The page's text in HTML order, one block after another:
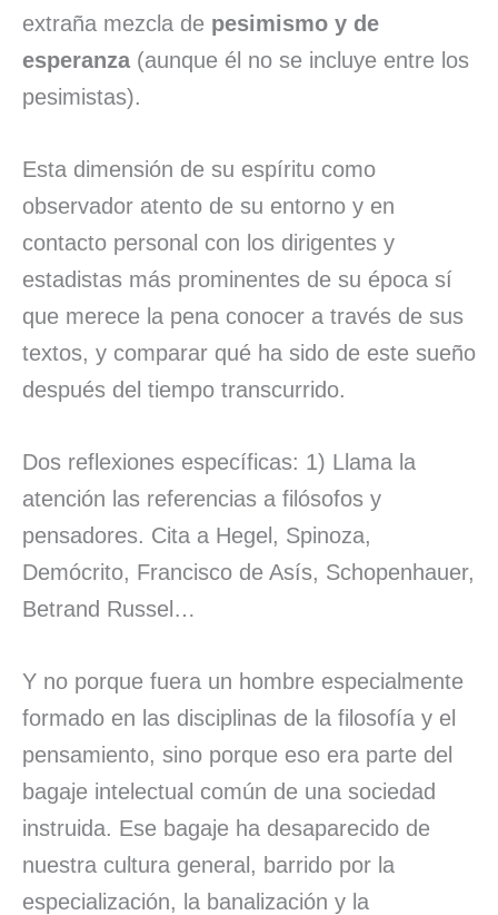
extraña mezcla de pesimismo y de
esperanza(aunque él no se incluye entre los
pesimistas).
Esta dimensión de su espíritu como
observador atento de su entorno y en
contacto personal con los dirigentes y
estadistas más prominentes de su época sí
que merece la pena conocer a través de sus
textos, y comparar qué ha sido de este sueño
después del tiempo transcurrido.
Dos reflexiones específicas: 1) Llama la
atención las referencias a filósofos y
pensadores. Cita a Hegel, Spinoza,
Demócrito, Francisco de Asís, Schopenhauer,
Betrand Russel…
Y no porque fuera un hombre especialmente
formado en las disciplinas de la filosofía y el
pensamiento, sino porque eso era parte del
bagaje intelectual común de una sociedad
instruida. Ese bagaje ha desaparecido de
nuestra cultura general, barrido por la
especialización, la banalización y la